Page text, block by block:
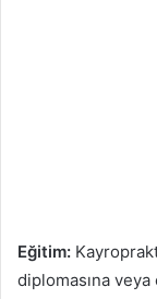
Eğitim:
diplomasına